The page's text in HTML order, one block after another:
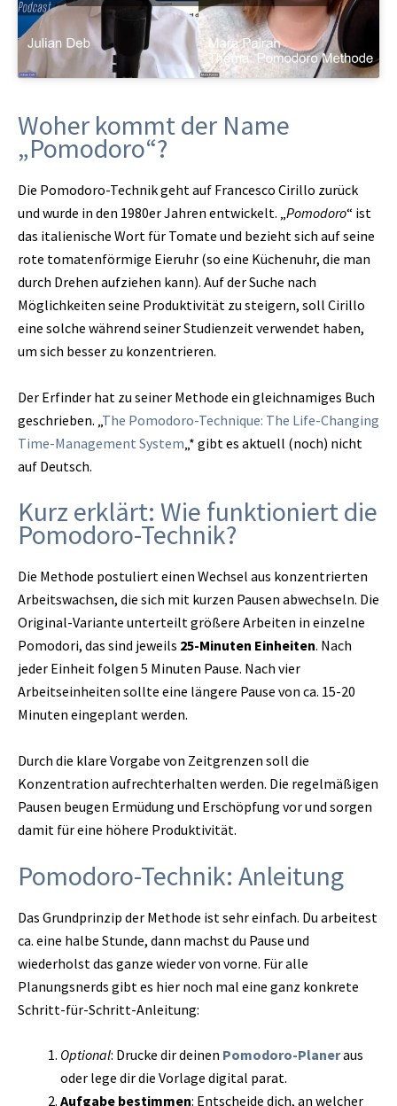
Woher kommt der Name
„Pomodoro“?
Die Pomodoro-Technik geht auf Francesco Cirillo zurück
und wurde in den 1980er Jahren entwickelt. „Pomodoro“ ist
das italienische Wort für Tomate und bezieht sich auf seine
rote tomatenförmige Eieruhr (so eine Küchenuhr, die man
durch Drehen aufziehen kann). Auf der Suche nach
Möglichkeiten seine Produktivität zu steigern, soll Cirillo
eine solche während seiner Studienzeit verwendet haben,
um sich besser zu konzentrieren.
Der Erfinder hat zu seiner Methode ein gleichnamiges Buch
geschrieben. „ The Pomodoro-Technique: The Life-Changing
Time-Management System „* gibt es aktuell (noch) nicht
auf Deutsch.
Kurz erklärt: Wie funktioniert die
Pomodoro-Technik?
Die Methode postuliert einen Wechsel aus konzentrierten
Arbeitswachsen, die sich mit kurzen Pausen abwechseln. Die
Original-Variante unterteilt größere Arbeiten in einzelne
Pomodori, das sind jeweils 25-Minuten Einheiten. Nach
jeder Einheit folgen 5 Minuten Pause. Nach vier
Arbeitseinheiten sollte eine längere Pause von ca. 15-20
Minuten eingeplant werden.
Durch die klare Vorgabe von Zeitgrenzen soll die
Konzentration aufrechterhalten werden. Die regelmäßigen
Pausen beugen Ermüdung und Erschöpfung vor und sorgen
damit für eine höhere Produktivität.
Pomodoro-Technik: Anleitung
Das Grundprinzip der Methode ist sehr einfach. Du arbeitest
ca. eine halbe Stunde, dann machst du Pause und
wiederholst das ganze wieder von vorne. Für alle
Planungsnerds gibt es hier noch mal eine ganz konkrete
Schritt-für-Schritt-Anleitung:
Optional: Drucke dir deinen Pomodoro-Planeraus
oder lege dir die Vorlage digital parat.
Aufgabe bestimmen: Entscheide dich, an welcher